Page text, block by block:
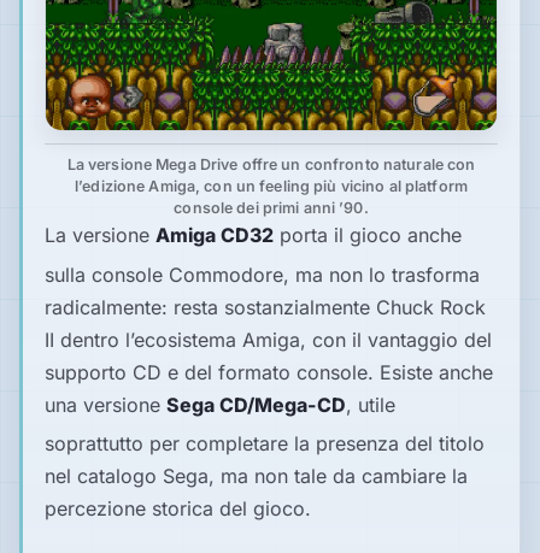
La versione Mega Drive offre un confronto naturale con
l’edizione Amiga, con un feeling più vicino al platform
console dei primi anni ’90.
La versione Amiga CD32 porta il gioco anche
sulla console Commodore, ma non lo trasforma
radicalmente: resta sostanzialmente Chuck Rock
II dentro l’ecosistema Amiga, con il vantaggio del
supporto CD e del formato console. Esiste anche
una versione Sega CD/Mega-CD, utile
soprattutto per completare la presenza del titolo
nel catalogo Sega, ma non tale da cambiare la
percezione storica del gioco.